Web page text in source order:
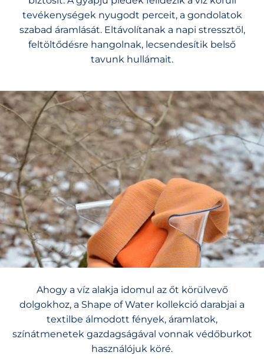
tevékenységek nyugodt perceit, a gondolatok
szabad áramlását. Eltávolítanak a napi stressztől,
feltöltődésre hangolnak, lecsendesítik belső
tavunk hullámait.
Ahogy a víz alakja idomul az őt körülvevő
dolgokhoz, a Shape of Water kollekció darabjai a
textilbe álmodott fények, áramlatok,
színátmenetek gazdagságával vonnak védőburkot
használójuk köré.